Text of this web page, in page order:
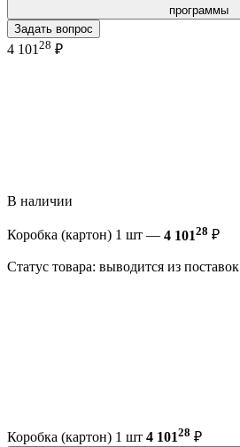
программы
Задать вопрос
4 101 28 ₽
В наличии
Коробка (картон) 1 шт — 4 10128 ₽
Статус товара: выводится из поставок
Коробка (картон) 1 шт 4 10128 ₽